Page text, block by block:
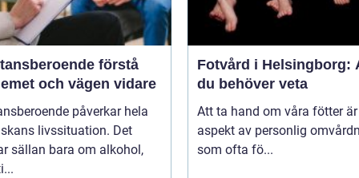
förstå
och vägen vidare
påverkar hela
livssituation. Det
sällan bara om alkohol,
Fotvård i Helsingborg:
du behöver veta
Att ta hand om våra fötter
aspekt av personlig
som ofta fö...